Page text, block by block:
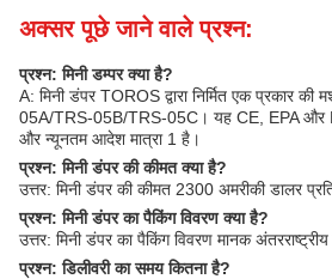
अक्सर पूछे जाने वाले प्रश्न:
प्रश्न: मिनी डम्पर क्या है?
A: मिनी डंपर TOROS द्वारा निर्मित एक प्रकार
05A/TRS-05B/TRS-05C। यह CE, EPA और
और न्यूनतम आदेश मात्रा 1 है।
प्रश्न: मिनी डंपर की कीमत क्या है?
उत्तर: मिनी डंपर की कीमत 2300 अमरीकी डालर
प्रश्न: मिनी डंपर का पैकिंग विवरण क्या है?
उत्तर: मिनी डंपर का पैकिंग विवरण मानक
प्रश्न: डिलीवरी का समय कितना है?